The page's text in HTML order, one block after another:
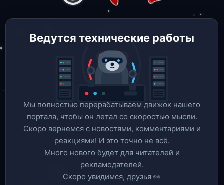
Ведутся технические работы
Мы полностью перерабатываем движок нашего
портала, чтобы он летал со скоростью мысли.
Скоро вернемся c новостями, комментариями и
реакциями! И это точно не всё.
Много нового будет для читателей и
рекламодателей.
Скоро увидимся, друзья 👀